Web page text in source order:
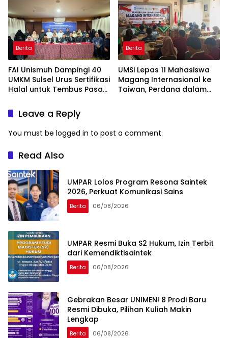
Berita
FAI Unismuh Dampingi 40
UMKM Sulsel Urus Sertifikasi
Halal untuk Tembus Pasar
Berita
UMSi Lepas 11 Mahasiswa
Magang Internasional ke
Taiwan, Perdana dalam
Leave a Reply
You must be logged in to post a comment.
Read Also
UMPAR Lolos Program Resona Saintek
2026, Perkuat Komunikasi Sains
Berita 06/08/2026
UMPAR Resmi Buka S2 Hukum, Izin Terbit
dari Kemendiktisaintek
Berita 06/08/2026
Gebrakan Besar UNIMEN! 8 Prodi Baru
Resmi Dibuka, Pilihan Kuliah Makin
Lengkap
Berita 06/08/2026